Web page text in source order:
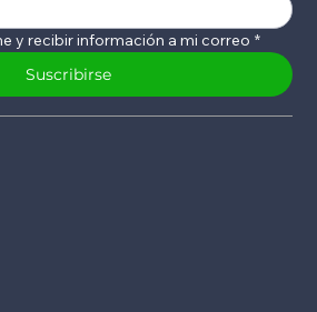
y recibir información a mi correo *
Suscribirse